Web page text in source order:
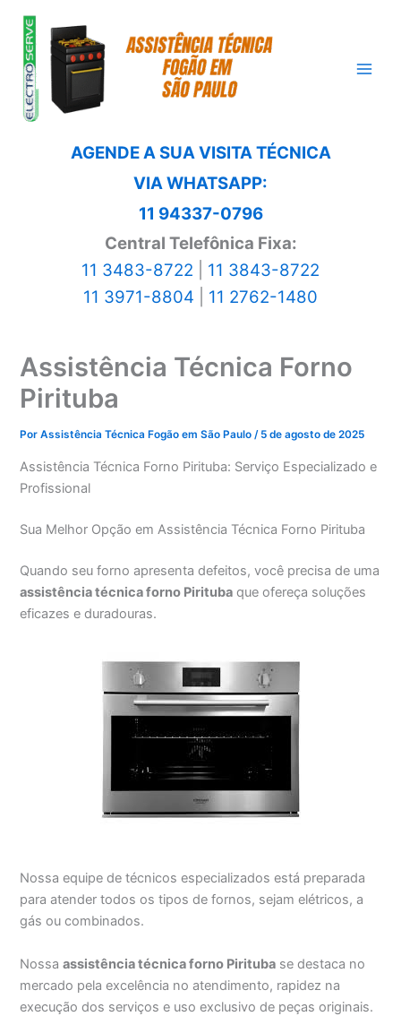
para
conteúdo
AGENDE A SUA VISITA TÉCNICA
VIA WHATSAPP:
11 94337-0796
Central Telefônica Fixa:
11 3483-8722
11 3843-8722
11 3971-8804
11 2762-1480
Assistência Técnica Forno
Pirituba
PorAssistência Técnica Fogão em São Paulo/ 5 de agosto de 2025
Assistência Técnica Forno Pirituba: Serviço Especializado e
Profissional
Sua Melhor Opção em Assistência Técnica Forno Pirituba
Quando seu forno apresenta defeitos, você precisa de uma
assistência técnica forno Pirituba que ofereça soluções
eficazes e duradouras.
Nossa equipe de técnicos especializados está preparada
para atender todos os tipos de fornos, sejam elétricos, a
gás ou combinados.
Nossaassistência técnica forno Pirituba se destaca no
mercado pela excelência no atendimento, rapidez na
execução dos serviços e uso exclusivo de peças originais.